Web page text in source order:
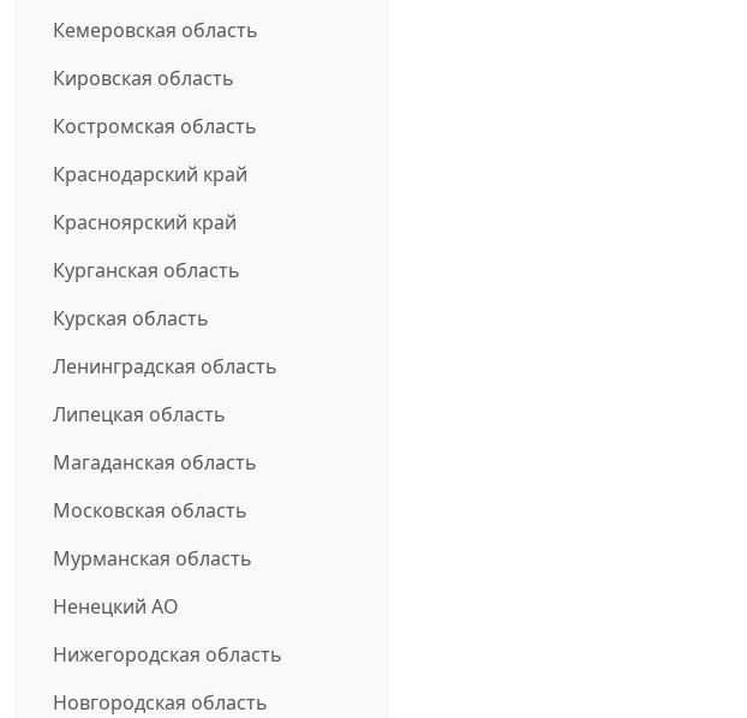
Кемеровская область
Кировская область
Костромская область
Краснодарский край
Красноярский край
Курганская область
Курская область
Ленинградская область
Липецкая область
Магаданская область
Московская область
Мурманская область
Ненецкий АО
Нижегородская область
Новгородская область